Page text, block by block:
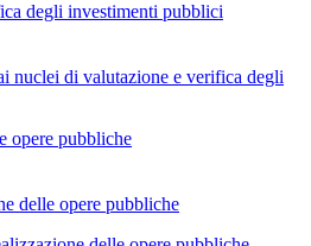
degli investimenti pubblici
nuclei di valutazione e verifica degli
opere pubbliche
delle opere pubbliche